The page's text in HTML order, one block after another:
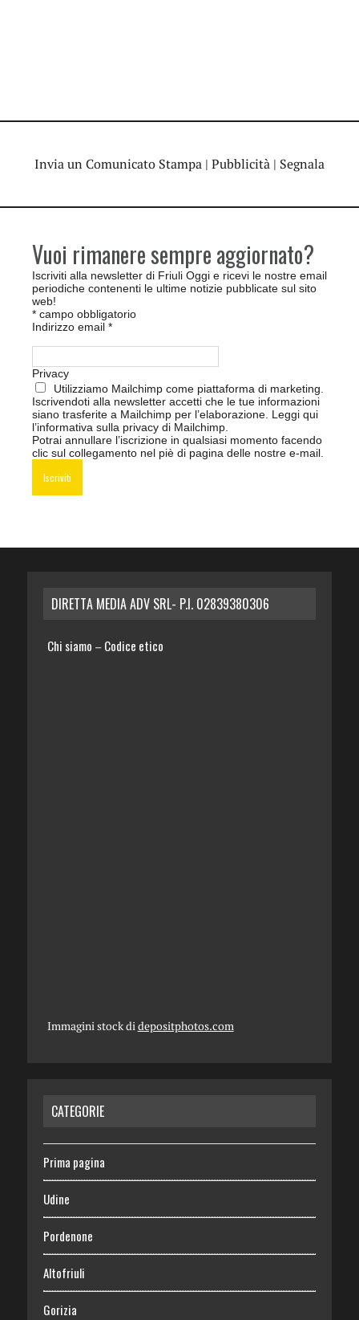
Invia un Comunicato Stampa | Pubblicità | Segnala
Vuoi rimanere sempre aggiornato?
Iscriviti alla newsletter di Friuli Oggi e ricevi le nostre email
periodiche contenenti le ultime notizie pubblicate sul sito
web!
* campo obbligatorio
Indirizzo email *
Privacy
Utilizziamo Mailchimp come piattaforma di marketing.
Iscrivendoti alla newsletter accetti che le tue informazioni
siano trasferite a Mailchimp per l’elaborazione. Leggi qui
l’informativa sulla privacy di Mailchimp.
Potrai annullare l’iscrizione in qualsiasi momento facendo
clic sul collegamento nel piè di pagina delle nostre e-mail.
DIRETTA MEDIA ADV SRL- P.I. 02839380306
Chi siamo – Codice etico
Immagini stock didepositphotos.com
CATEGORIE
Prima pagina
Udine
Pordenone
Altofriuli
Gorizia